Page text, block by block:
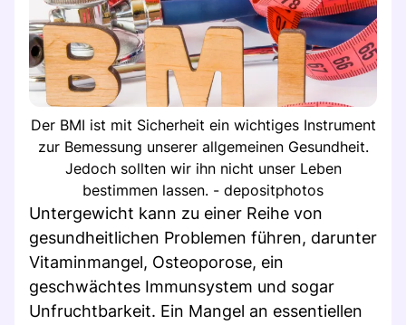
Der BMI ist mit Sicherheit ein wichtiges Instrument
zur Bemessung unserer allgemeinen Gesundheit.
Jedoch sollten wir ihn nicht unser Leben
bestimmen lassen. - depositphotos
Untergewicht kann zu einer Reihe von
gesundheitlichen Problemen führen, darunter
Vitaminmangel, Osteoporose, ein
geschwächtes Immunsystem und sogar
Unfruchtbarkeit. Ein Mangel an essentiellen